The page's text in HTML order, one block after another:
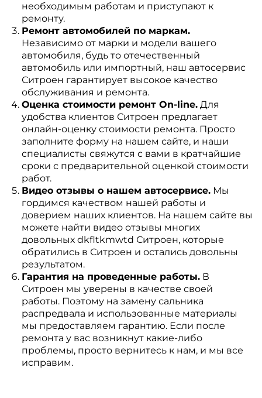
необходимым работам и приступают к
ремонту.
Ремонт автомобилей по маркам.
Независимо от марки и модели вашего
автомобиля, будь то отечественный
автомобиль или импортный, наш автосервис
Ситроен гарантирует высокое качество
обслуживания и ремонта.
Оценка стоимости ремонт On-line.Для
удобства клиентов Ситроен предлагает
онлайн-оценку стоимости ремонта. Просто
заполните форму на нашем сайте, и наши
специалисты свяжутся с вами в кратчайшие
сроки с предварительной оценкой стоимости
работ.
Видео отзывы о нашем автосервисе.Мы
гордимся качеством нашей работы и
доверием наших клиентов. На нашем сайте вы
можете найти видео отзывы многих
довольных dkfltkmwtd Ситроен, которые
обратились в Ситроен и остались довольны
результатом.
Гарантия на проведенные работы.В
Ситроен мы уверены в качестве своей
работы. Поэтому на замену сальника
распредвала и использованные материалы
мы предоставляем гарантию. Если после
ремонта у вас возникнут какие-либо
проблемы, просто вернитесь к нам, и мы все
исправим.